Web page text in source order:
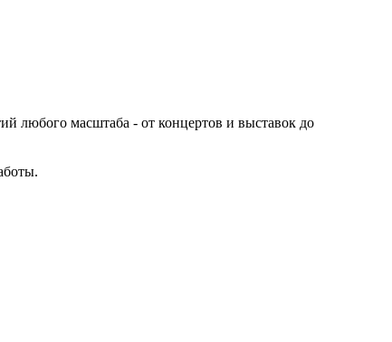
любого масштаба - от концертов и выставок до